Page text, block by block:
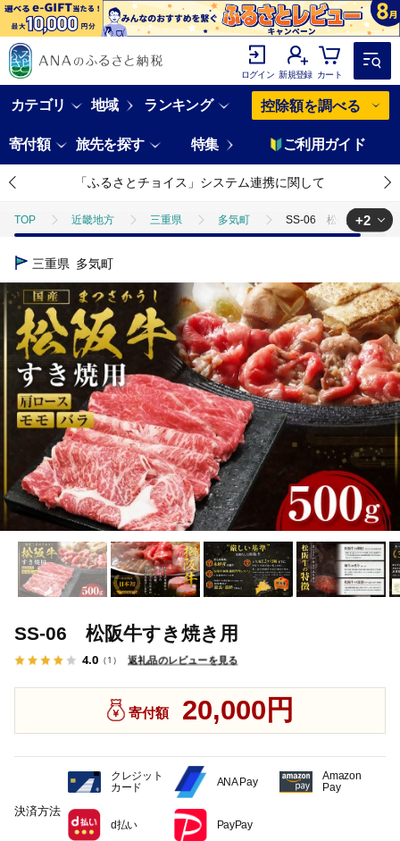
ログイン 新規登録 カート
カテゴリ 地域 ランキング 控除額を調べる
寄付額 旅先を探す 特集 ご利用ガイド
「ふるさとチョイス」システム連携に関して
TOP 近畿地方 三重県 多気町 SS-06 松阪牛すき焼
TOP
TOP 牛肉 すき焼き(牛肉) SS-06 松阪牛すき焼き
+2
三重県 多気町
SS-06 松阪牛すき焼き用
4.0 （1） 返礼品のレビューを見る
寄付額 20,000円
決済方法
クレジット
カード
ANA Pay
Amazon
Pay
d払い PayPay